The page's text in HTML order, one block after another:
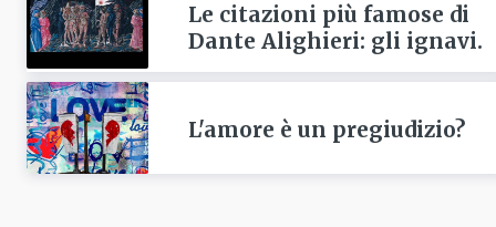
Le citazioni più famose di
Dante Alighieri: gli ignavi.
L'amore è un pregiudizio?